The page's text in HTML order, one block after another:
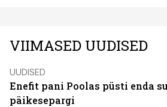
VIIMASED UUDISED
UUDISED
Enefit pani Poolas püsti enda
päikesepargi